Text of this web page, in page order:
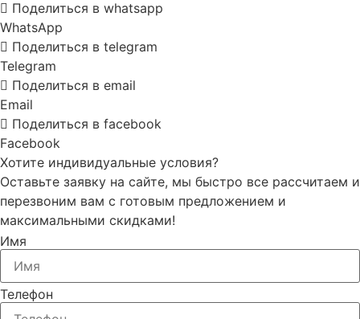
Поделиться в whatsapp
WhatsApp
Поделиться в telegram
Telegram
Поделиться в email
Email
Поделиться в facebook
Facebook
Хотите индивидуальные условия?
Оставьте заявку на сайте, мы быстро все рассчитаем и
перезвоним вам с готовым предложением и
максимальными скидками!
Имя
Телефон